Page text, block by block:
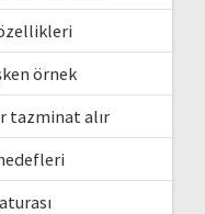
örnek
tazminat alır